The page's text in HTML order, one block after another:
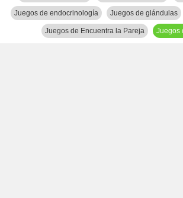
Juegos de endocrinología Juegos de glándulas
Juegos de Encuentra la Pareja Juegos